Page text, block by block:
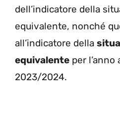
dell’indicatore della
equivalente, nonché
all’indicatore della
equivalente per l’anno
2023/2024.